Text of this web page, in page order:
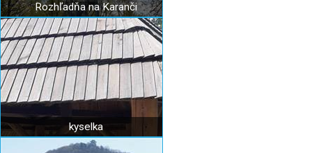
Rozhľadňa na Karanči
kyselka